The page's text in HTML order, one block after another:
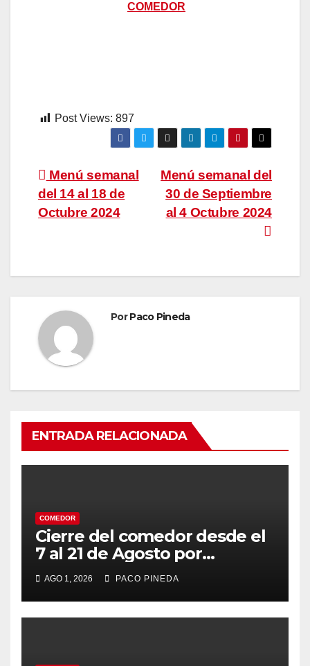
COMEDOR
Post Views: 897
Navegación
de
Menú semanal del
30 de Septiembre
al 4 Octubre 2024
Menú semanal
del 14 al 18 de
Octubre 2024
PorPaco Pineda
ENTRADA RELACIONADA
COMEDOR
Cierre del comedor desde el
7 al 21 de Agosto por
vacaciones
AGO 1, 2026 PACO PINEDA